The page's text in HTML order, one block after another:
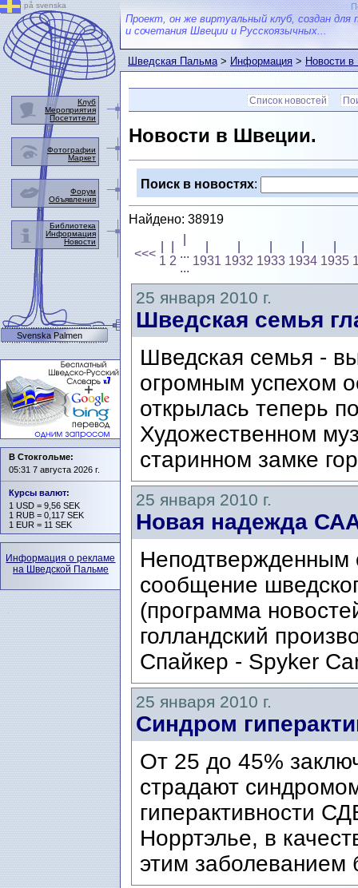
Проект, он же виртуальный клуб, создан для
и сочетания Швеции и Русскоязычных...
Шведская Пальма>Информация>Новости
Список новостей
Новости в Швеции.
Поиск в новостях:
Найдено: 38919
<<<
1 2
...
...
1931 1932 1933 1934 1935
25 января 2010 г.
Шведская семья
Шведская семья -
огромным успехом
открылась теперь
Художественном
старинном замке
25 января 2010 г.
Новая надежда
Неподтвержденным
сообщение
(программа
голландский
Спайкер - Spyker
25 января 2010 г.
Синдром
От 25 до 45%
страдают
гиперактивности
Норртэлье, в
этим
på svenska
Клуб
Мероприятия
Посетители
Фотографии
Маркет
Форум
Объявления
Библиотека
Информация
Новости
Svenska Palmen
В Стокгольме:
05:31 7 августа 2026 г.
Курсы валют:
1 USD = 9,56 SEK
1 RUB = 0,117 SEK
1 EUR = 11 SEK
Информация о рекламе
на Шведской Пальме